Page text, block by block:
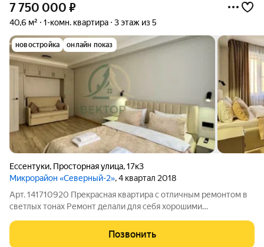
7 750 000 ₽
40,6 м² 1-комн. квартира 3 этаж из 5
новостройка онлайн показ
Ессентуки, Просторная улица,17к3
Микрорайон «Северный-2», 4 квартал 2018
Арт. 141710920 Прекрасная квартира с отличным ремонтом в
светлых тонах Ремонт делали для себя хорошими
и мебель.просторная спальня с зоной дивана и двуспальной
кроватью светлая большая кухня
Позвонить